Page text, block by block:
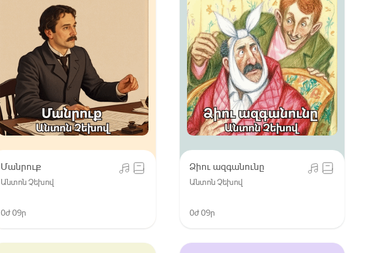
Մանրուք
Անտոն Չեխով
0ժ 09ր
Ձիու ազգանունը
Անտոն Չեխով
0ժ 09ր